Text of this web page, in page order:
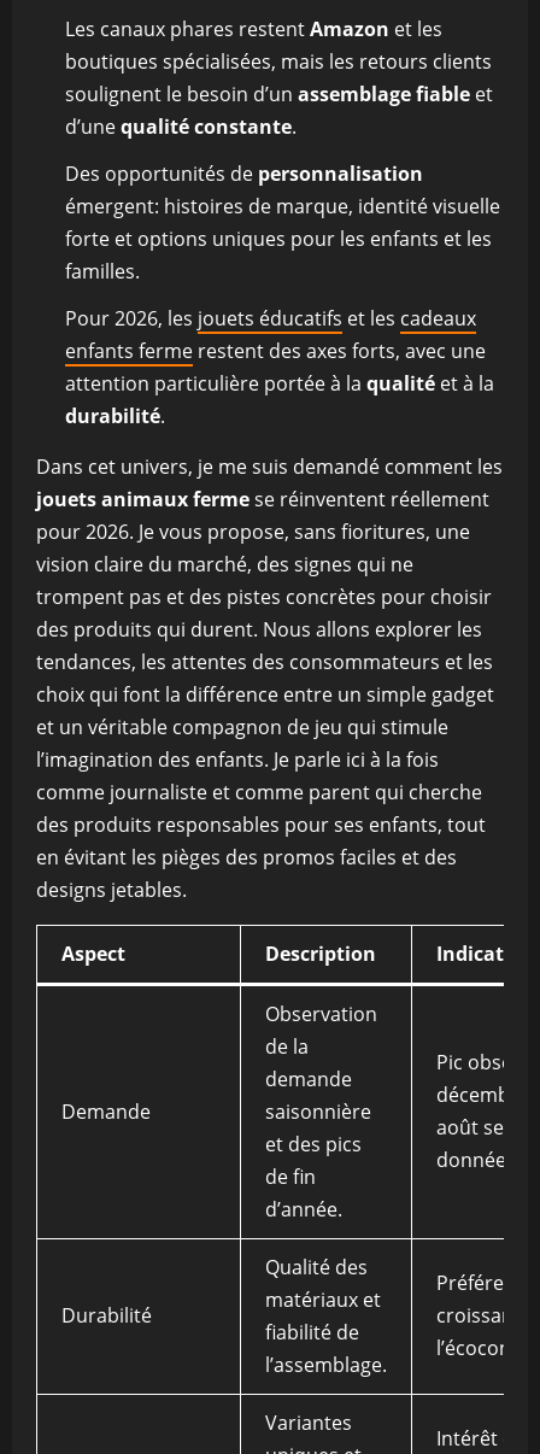
Les canaux phares restentAmazon et les
boutiques spécialisées, mais les retours clients
soulignent le besoin d’un assemblage fiable et
d’unequalité constante.
Des opportunités de personnalisation
émergent: histoires de marque, identité visuelle
forte et options uniques pour les enfants et les
familles.
Pour 2026, les jouets éducatifs et les cadeaux
enfants ferme restent des axes forts, avec une
attention particulière portée à la qualité et à la
durabilité.
Dans cet univers, je me suis demandé comment les
jouets animaux fermese réinventent réellement
pour 2026. Je vous propose, sans fioritures, une
vision claire du marché, des signes qui ne
trompent pas et des pistes concrètes pour choisir
des produits qui durent. Nous allons explorer les
tendances, les attentes des consommateurs et les
choix qui font la différence entre un simple gadget
et un véritable compagnon de jeu qui stimule
l’imagination des enfants. Je parle ici à la fois
comme journaliste et comme parent qui cherche
des produits responsables pour ses enfants, tout
en évitant les pièges des promos faciles et des
designs jetables.
Aspect Description Indicateur
Demande
Observation
de la
demande
saisonnière
et des pics
de fin
d’année.
Pic
décembre
août selon
données
Durabilité
Qualité des
matériaux et
fiabilité de
l’assemblage.
Préférence
croissante
Variantes
Intérêt